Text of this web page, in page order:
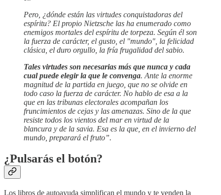
Pero, ¿dónde están las virtudes conquistadoras del
espíritu? El propio Nietzsche las ha enumerado como
enemigos mortales del espíritu de torpeza. Según él son
la fuerza de carácter, el gusto, el "mundo", la felicidad
clásica, el duro orgullo, la fría frugalidad del sabio.
Tales virtudes son necesarias más que nunca y cada
cual puede elegir la que le convenga. Ante la enorme
magnitud de la partida en juego, que no se olvide en
todo caso la fuerza de carácter. No hablo de esa a la
que en las tribunas electorales acompañan los
fruncimientos de cejas y las amenazas. Sino de la que
resiste todos los vientos del mar en virtud de la
blancura y de la savia. Esa es la que, en el invierno del
mundo, preparará el fruto”.
¿Pulsarás el botón?
Los libros de autoayuda simplifican el mundo y te venden la